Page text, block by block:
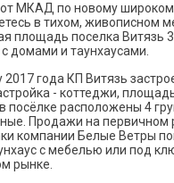
от МКАД по новому
в тихом, живописном
площадь поселка Витязь
домами и таунхаусами.
2017 года КП Витязь
- коттеджи,
посёлке расположены 4
Продажи на первичном
компании Белые Ветры
с мебелью или под
рынке.